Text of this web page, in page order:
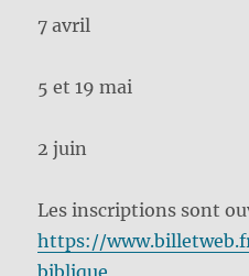
7 avril
5 et 19 mai
2 juin
Les inscriptions sont
https://